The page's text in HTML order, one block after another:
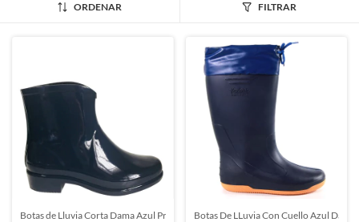
ORDENAR FILTRAR
Botas de Lluvia Corta Dama Azul Proforce (67002)Botas De LLuvia Con Cuello Azul